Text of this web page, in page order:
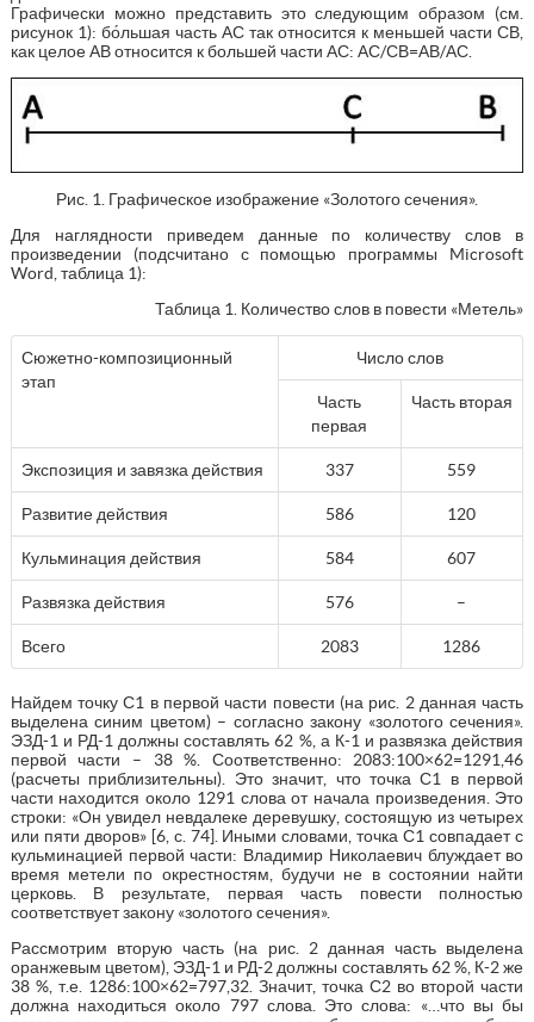
Графически можно представить это следующим образом (см.
рисунок 1): бо́льшая часть АС так относится к меньшей части СВ,
как целое АВ относится к большей части АС: АС/СВ=АВ/АС.
Рис. 1. Графическое изображение «Золотого сечения».
Для наглядности приведем данные по количеству слов в
произведении (подсчитано с помощью программы Microsoft
Word, таблица 1):
Таблица 1. Количество слов в повести «Метель»
Сюжетно-композиционный
этап
Число слов
Часть
первая
Часть вторая
Экспозиция и завязка действия 337 559
Развитие действия 586 120
Кульминация действия 584 607
Развязка действия 576 –
Всего 2083 1286
Найдем точку С1 в первой части повести (на рис. 2 данная часть
выделена синим цветом) – согласно закону «золотого сечения».
ЭЗД-1 и РД-1 должны составлять 62 %, а К-1 и развязка действия
первой части – 38 %. Соответственно: 2083:100×62=1291,46
(расчеты приблизительны). Это значит, что точка С1 в первой
части находится около 1291 слова от начала произведения. Это
строки: «Он увидел невдалеке деревушку, состоящую из четырех
или пяти дворов» [6, с. 74]. Иными словами, точка С1 совпадает с
кульминацией первой части: Владимир Николаевич блуждает во
время метели по окрестностям, будучи не в состоянии найти
церковь. В результате, первая часть повести полностью
соответствует закону «золотого сечения».
Рассмотрим вторую часть (на рис. 2 данная часть выделена
оранжевым цветом), ЭЗД-1 и РД-2 должны составлять 62 %, К-2 же
38 %, т.е. 1286:100×62=797,32. Значит, точка С2 во второй части
должна находиться около 797 слова. Это слова: «…что вы бы